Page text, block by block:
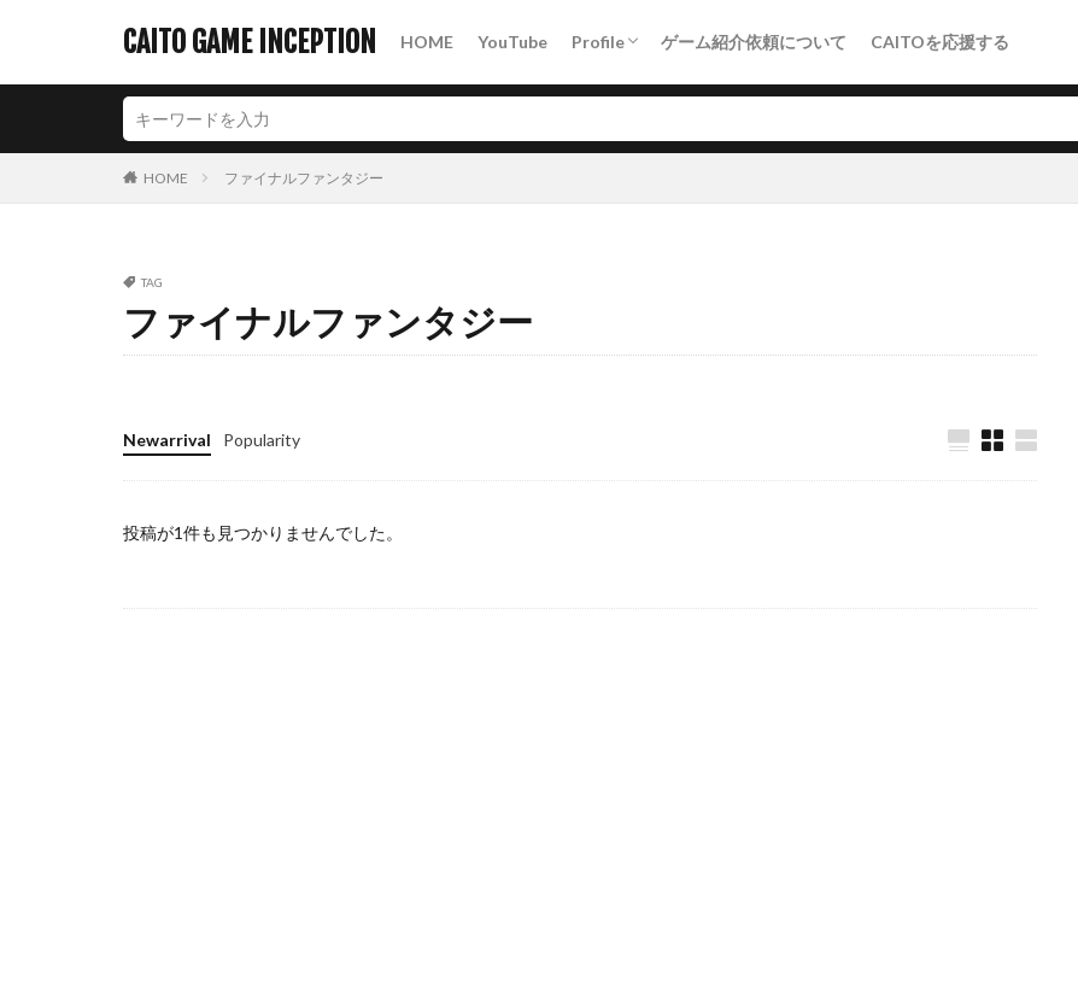
CAITO GAME INCEPTION HOME YouTube Profile
Crowdfunding（KICK&CAMP）
ゲーム紹介依頼について CAITOを応援する
HOME ファイナルファンタジー
TAG
ファイナルファンタジー
Newarrival Popularity
投稿が1件も見つかりませんでした。
カテゴリー
タグ